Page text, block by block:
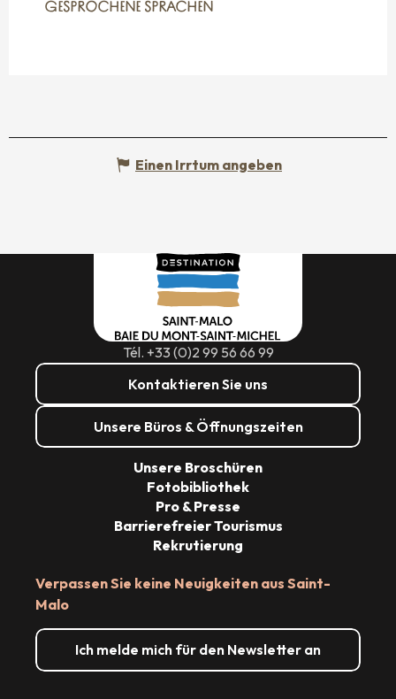
GESPROCHENE SPRACHEN
GESPROCHENE SPRACHEN
Einen Irrtum angeben
Tél. +33 (0)2 99 56 66 99
Kontaktieren Sie uns
Unsere Büros & Öffnungszeiten
Verpassen Sie keine Neuigkeiten aus Saint-
Malo
Ich melde mich für den Newsletter an
Unsere Broschüren
Fotobibliothek
Pro & Presse
Barrierefreier Tourismus
Rekrutierung